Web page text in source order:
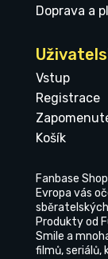
Doprava a
Vstup
Registrace
Košík
Fanbase
Evropa vás
Produkty od
Smile a
filmů, seriálů,